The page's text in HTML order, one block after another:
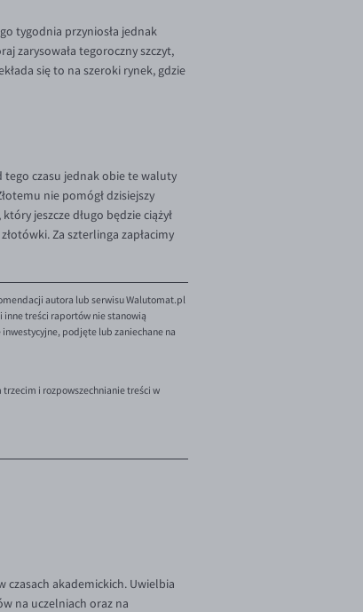
tygodnia przyniosła jednak
zarysowała tegoroczny szczyt,
się to na szeroki rynek, gdzie
tego czasu jednak obie te waluty
nie pomógł dzisiejszy
jeszcze długo będzie ciążył
Za szterlinga zapłacimy
autora lub serwisu Walutomat.pl
treści raportów nie stanowią
podjęte lub zaniechane na
i rozpowszechnianie treści w
czasach akademickich. Uwielbia
na uczelniach oraz na